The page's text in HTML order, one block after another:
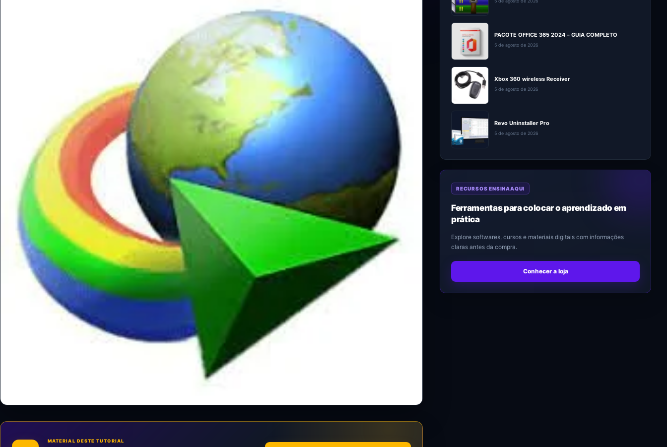
MATERIAL DESTE TUTORIAL
PACOTE OFFICE 365 2024 – GUIA COMPLETO
5 de agosto de 2026
Xbox 360 wireless Receiver
5 de agosto de 2026
Revo Uninstaller Pro
5 de agosto de 2026
RECURSOS ENSINAAQUI
Ferramentas para colocar o aprendizado em
prática
Explore softwares, cursos e materiais digitais com informações
claras antes da compra.
Conhecer a loja